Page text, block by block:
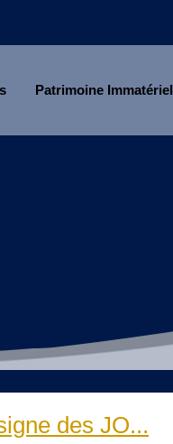
Patrimoine Immatériel
des JO...